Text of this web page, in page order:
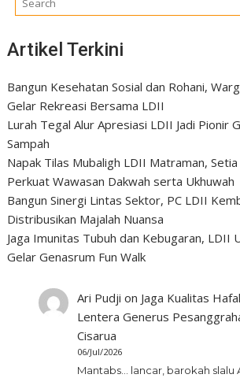
Artikel Terkini
Bangun Kesehatan Sosial dan Rohani,
Gelar Rekreasi Bersama LDII
Lurah Tegal Alur Apresiasi LDII Jadi Pionir
Sampah
Napak Tilas Mubaligh LDII Matraman,
Perkuat Wawasan Dakwah serta Ukhuwah
Bangun Sinergi Lintas Sektor, PC LDII
Distribusikan Majalah Nuansa
Jaga Imunitas Tubuh dan Kebugaran, LDII
Gelar Genasrum Fun Walk
Ari Pudji on Jaga Kualitas
Lentera Generus
Cisarua
06/Jul/2026
Mantabs... lancar, barokah slalu